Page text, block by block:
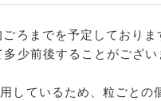
ろまでを予定しておりま
少前後することがござい
しているため、粒ごとの